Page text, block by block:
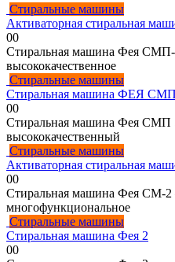
Стиральные машины
Активаторная стиральная
00
Стиральная машина Фея
высококачественное
Стиральные машины
Стиральная машина ФЕЯ СМП
00
Стиральная машина Фея
высококачественный
Стиральные машины
Активаторная стиральная
00
Стиральная машина Фея СМ-
многофункциональное
Стиральные машины
Стиральная машина Фея 2
00